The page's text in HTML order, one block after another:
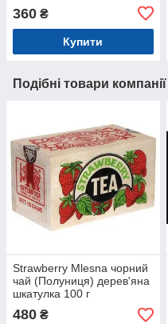
360 ₴
Купити
Подібні товари компанії
Strawberry Mlesna чорний
чай (Полуниця) дерев'яна
шкатулка 100 г
480 ₴